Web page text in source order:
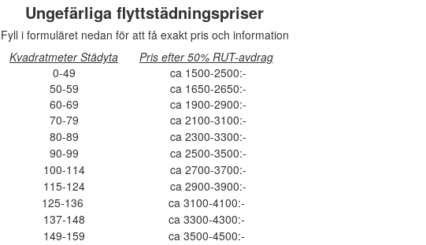
Ungefärliga flyttstädningspriser
Fyll i formuläret nedan för att få exakt pris och information
Kvadratmeter Städyta
Pris efter 50% RUT-avdrag
0-49
ca 1500-2500:-
50-59
ca 1650-2650:-
60-69
ca 1900-2900:-
70-79
ca 2100-3100:-
80-89
ca 2300-3300:-
90-99
ca 2500-3500:-
100-114
ca 2700-3700:-
115-124
ca 2900-3900:-
125-136
ca 3100-4100:-
137-148
ca 3300-4300:-
149-159
ca 3500-4500:-